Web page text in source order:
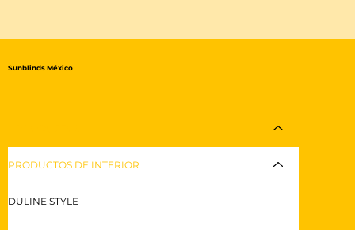
PRODUCTOS DE INTERIOR
DULINE STYLE
Sunblinds México